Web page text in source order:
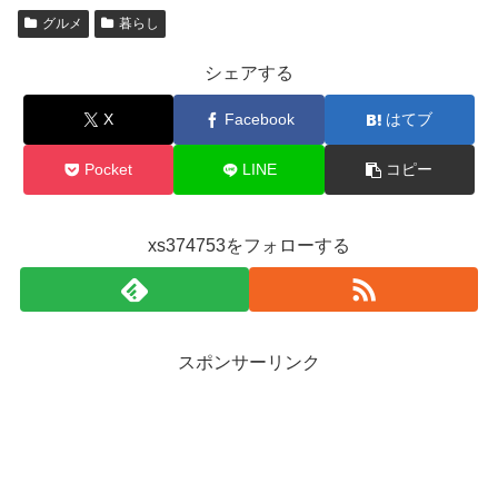
グルメ 暮らし
シェアする
X Facebook はてブ
Pocket LINE コピー
xs374753をフォローする
スポンサーリンク